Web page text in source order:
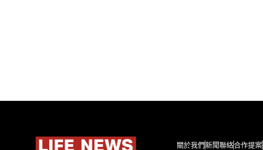
關於我們新聞聯絡合作提案